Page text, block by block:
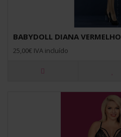
BABYDOLL DIANA VERMELHO
25,00€ IVA incluído